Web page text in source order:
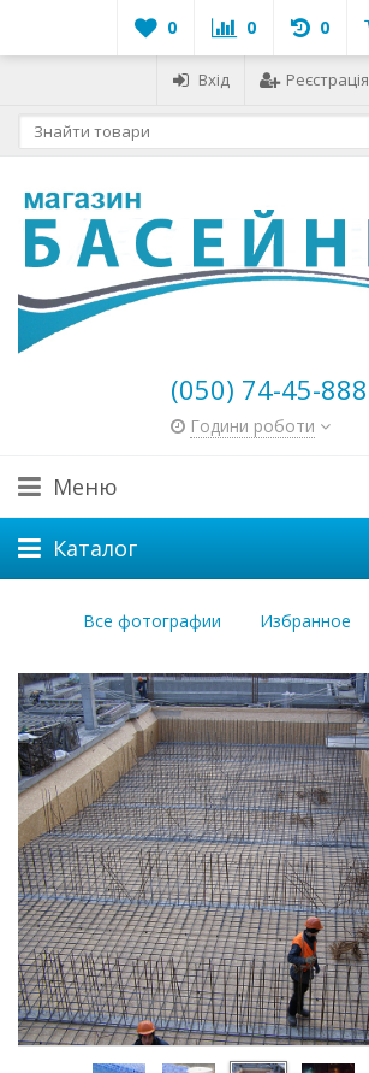
0 0 0
Вхід Реєстрація
(050) 74-45-888
Години роботи
Меню
Каталог
Все фотографии Избранное